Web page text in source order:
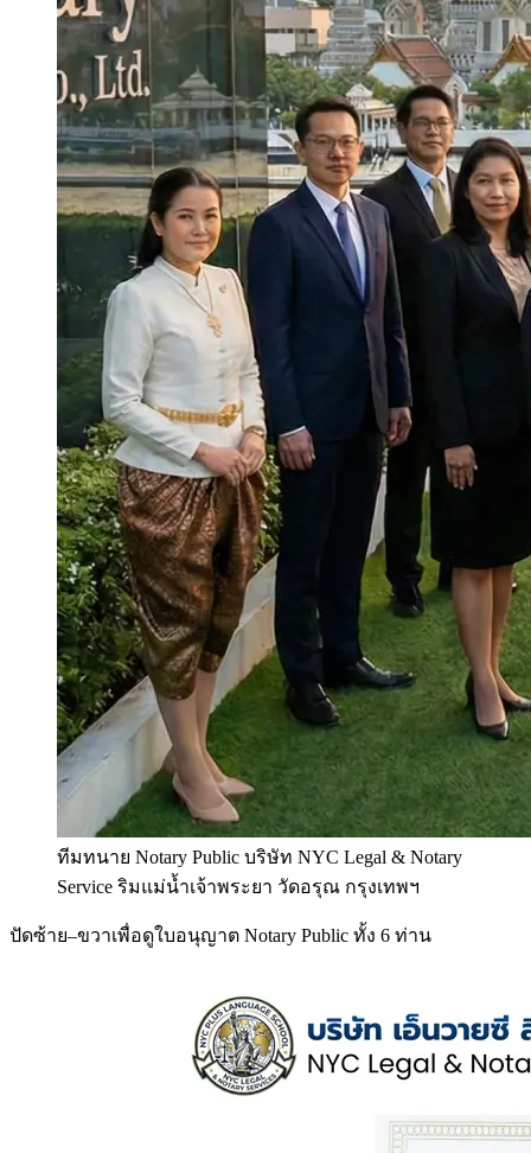
ทีมทนาย Notary Public บริษัท NYC Legal & Notary
Service ริมแม่น้ำเจ้าพระยา วัดอรุณ กรุงเทพฯ
ปัดซ้าย–ขวาเพื่อดูใบอนุญาต Notary Public ทั้ง 6 ท่าน